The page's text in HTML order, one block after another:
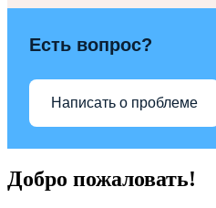
Есть вопрос?
Написать о проблеме
Добро пожаловать!